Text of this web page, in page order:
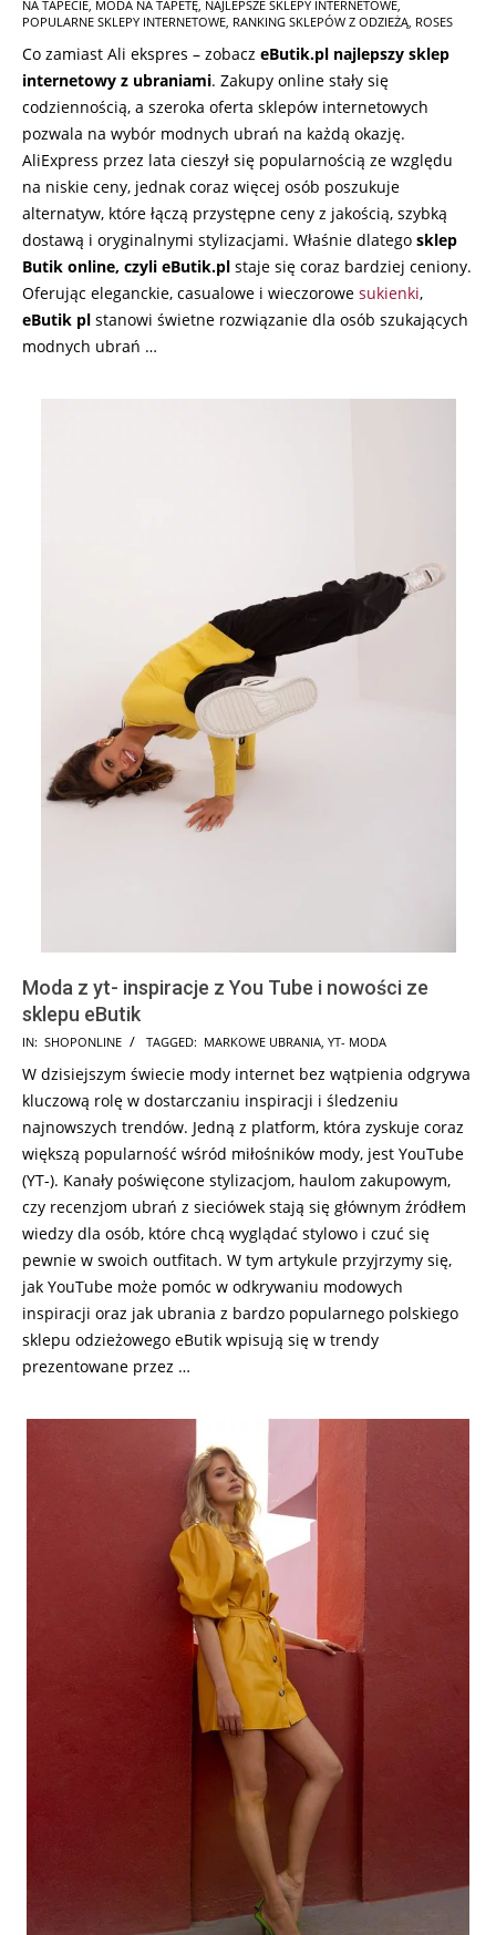
02-
NA TAPECIE, MODA NA TAPETĘ, NAJLEPSZE SKLEPY INTERNETOWE,
POPULARNE SKLEPY INTERNETOWE, RANKING SKLEPÓW Z ODZIEŻĄ, ROSES
Co zamiast Ali ekspres – zobacz eButik.pl najlepszy sklep
internetowy z ubraniami. Zakupy online stały się
codziennością, a szeroka oferta sklepów internetowych
pozwala na wybór modnych ubrań na każdą okazję.
AliExpress przez lata cieszył się popularnością ze względu
na niskie ceny, jednak coraz więcej osób poszukuje
alternatyw, które łączą przystępne ceny z jakością, szybką
dostawą i oryginalnymi stylizacjami. Właśnie dlatego sklep
Butik online, czyli eButik.pl staje się coraz bardziej ceniony.
Oferując eleganckie, casualowe i wieczorowe sukienki,
eButik pl stanowi świetne rozwiązanie dla osób szukających
modnych ubrań …
Moda z yt- inspiracje z You Tube i nowości ze
sklepu eButik
2026-
02-
20
IN: SHOPONLINE TAGGED: MARKOWE UBRANIA, YT- MODA
W dzisiejszym świecie mody internet bez wątpienia odgrywa
kluczową rolę w dostarczaniu inspiracji i śledzeniu
najnowszych trendów. Jedną z platform, która zyskuje coraz
większą popularność wśród miłośników mody, jest YouTube
(YT-). Kanały poświęcone stylizacjom, haulom zakupowym,
czy recenzjom ubrań z sieciówek stają się głównym źródłem
wiedzy dla osób, które chcą wyglądać stylowo i czuć się
pewnie w swoich outfitach. W tym artykule przyjrzymy się,
jak YouTube może pomóc w odkrywaniu modowych
inspiracji oraz jak ubrania z bardzo popularnego polskiego
sklepu odzieżowego eButik wpisują się w trendy
prezentowane przez …